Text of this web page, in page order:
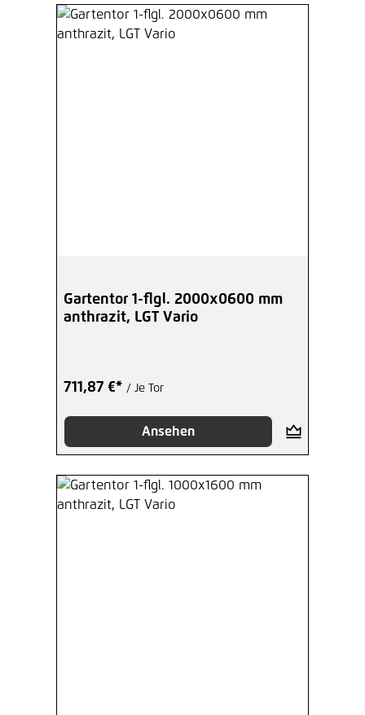
Gartentor 1-flgl. 2000x0600 mm
anthrazit, LGT Vario
711,87 €* / Je Tor
Ansehen